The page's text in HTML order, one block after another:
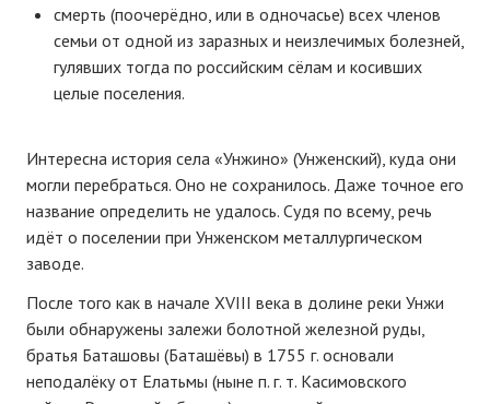
смерть (поочерёдно, или в одночасье) всех членов
семьи от одной из заразных и неизлечимых болезней,
гулявших тогда по российским сёлам и косивших
целые поселения.
Интересна история села «Унжино» (Унженский), куда они
могли перебраться. Оно не сохранилось. Даже точное его
название определить не удалось. Судя по всему, речь
идёт о поселении при Унженском металлургическом
заводе.
После того как в начале XVIII века в долине реки Унжи
были обнаружены залежи болотной железной руды,
братья Баташовы (Баташёвы) в 1755 г. основали
неподалёку от Елатьмы (ныне п. г. т. Касимовского